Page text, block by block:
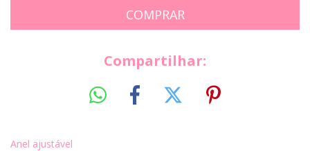
Compartilhar:
Anel ajustável